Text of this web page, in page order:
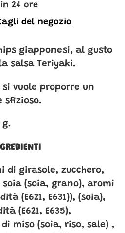
24 ore
del negozio
giapponesi, al gusto
salsa Teriyaki.
si vuole proporre un
sfizioso.
g.
di girasole, zucchero,
(soia, grano), aromi
(E621, E631)), (soia),
(E621, E635),
miso (soia, riso, sale) ,